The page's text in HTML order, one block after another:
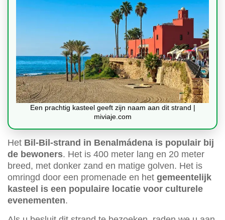
Een prachtig kasteel geeft zijn naam aan dit strand |
miviaje.com
Het Bil-Bil-strand in Benalmádena is populair bij
de bewoners. Het is 400 meter lang en 20 meter
breed, met donker zand en matige golven. Het is
omringd door een promenade en het gemeentelijk
kasteel is een populaire locatie voor culturele
evenementen.